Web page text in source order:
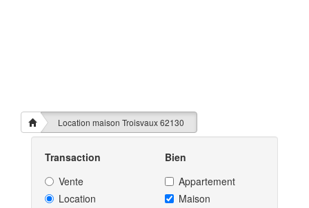
Location maison Troisvaux 62130
Transaction
Vente
Location
Bien
Appartement
Maison